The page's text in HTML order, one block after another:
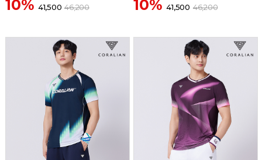
10% 41,500 46,200 10% 41,500 46,200